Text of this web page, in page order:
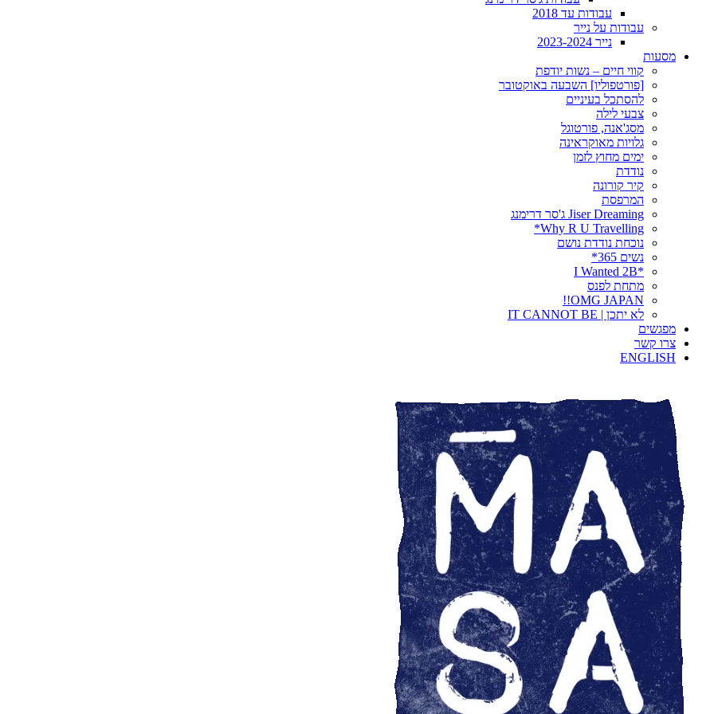
עבודות עד 2018
עבודות על נייר
נייר 2023-2024
מסעות
קווי חיים – נשות יודפת
[פורטפוליו] השבעה באוקטובר
להסתכל בעיניים
צבעי לילה
מסג'אנה, פורטוגל
גלויות מאוקראינה
ימים מחוץ לזמן
נודדת
קיר קורונה
המרפסת
Jiser Dreaming ג'סר דרימנג
Why R U Travelling*
נוכחת נודדת נושם
נשים 365*
*I Wanted 2B
מתחת לפנס
OMG JAPAN!!
לא יתכן | IT CANNOT BE
מפגשים
צרו קשר
ENGLISH